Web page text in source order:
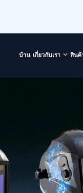
บ้าน เกี่ยวกับเรา สินค้